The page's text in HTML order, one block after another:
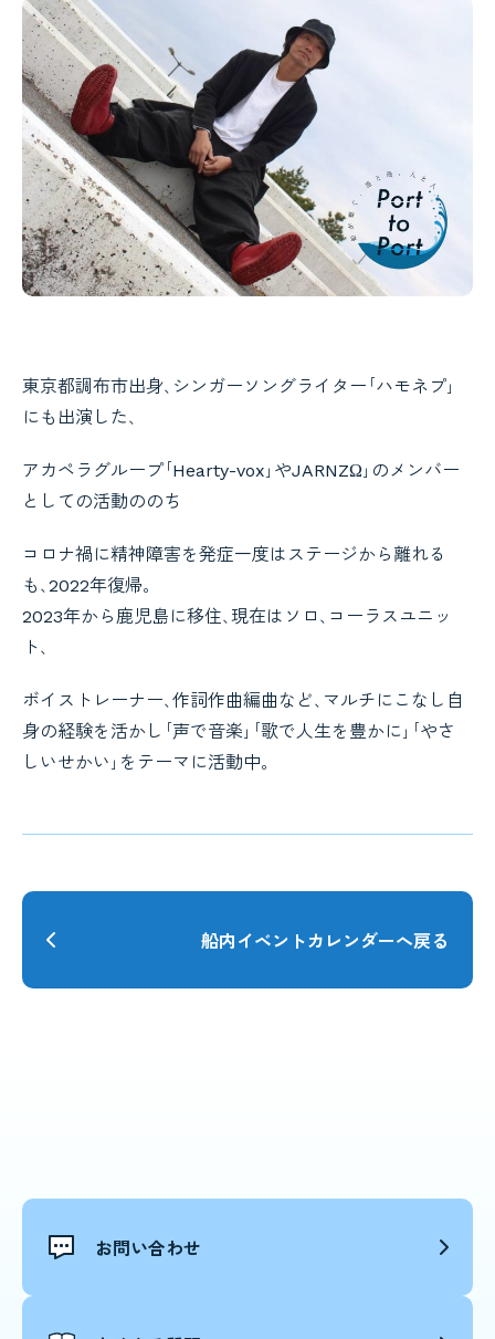
東京都調布市出身､シンガーソングライター｢ハモネプ｣
にも出演した､
アカペラグループ｢Hearty-vox｣やJARNZΩ｣のメンバー
としての活動ののち
コロナ禍に精神障害を発症一度はステージから離れる
も､2022年復帰｡
2023年から鹿児島に移住､現在はソロ､コーラスユニッ
ト､
ボイストレーナー､作詞作曲編曲など､マルチにこなし自
身の経験を活かし｢声で音楽｣｢歌で人生を豊かに｣｢やさ
しいせかい｣をテーマに活動中｡
船内イベントカレンダーへ戻る
お問い合わせ